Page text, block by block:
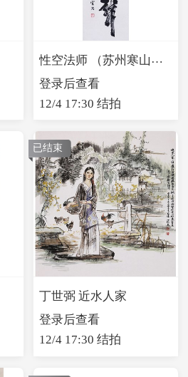
性空法师 （苏州寒山寺方丈）寒山钟声
登录后查看
12/4 17:30 结拍
已结束
丁世弼 近水人家
登录后查看
12/4 17:30 结拍